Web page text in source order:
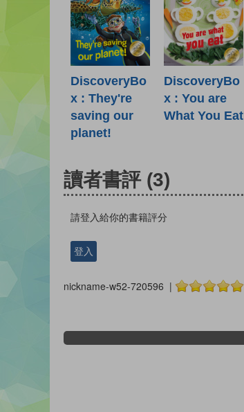
DiscoveryBo
x : They're
saving our
planet!
DiscoveryBo
x : You are
What You Eat
讀者書評 (3)
請登入給你的書籍評分
登入
nickname-w52-720596 |